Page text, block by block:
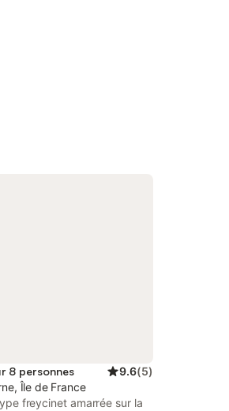
8 personnes 9.6(5)
Île de France
freycinet amarrée sur la